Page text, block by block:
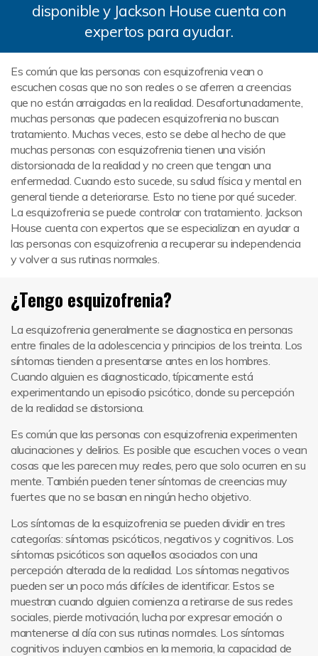
disponible y Jackson House cuenta con
expertos para ayudar.
Es común que las personas con esquizofrenia vean o
escuchen cosas que no son reales o se aferren a creencias
que no están arraigadas en la realidad. Desafortunadamente,
muchas personas que padecen esquizofrenia no buscan
tratamiento. Muchas veces, esto se debe al hecho de que
muchas personas con esquizofrenia tienen una visión
distorsionada de la realidad y no creen que tengan una
enfermedad. Cuando esto sucede, su salud física y mental en
general tiende a deteriorarse. Esto no tiene por qué suceder.
La esquizofrenia se puede controlar con tratamiento. Jackson
House cuenta con expertos que se especializan en ayudar a
las personas con esquizofrenia a recuperar su independencia
y volver a sus rutinas normales.
¿Tengo esquizofrenia?
La esquizofrenia generalmente se diagnostica en personas
entre finales de la adolescencia y principios de los treinta. Los
síntomas tienden a presentarse antes en los hombres.
Cuando alguien es diagnosticado, típicamente está
experimentando un episodio psicótico, donde su percepción
de la realidad se distorsiona.
Es común que las personas con esquizofrenia experimenten
alucinaciones y delirios. Es posible que escuchen voces o vean
cosas que les parecen muy reales, pero que solo ocurren en su
mente. También pueden tener síntomas de creencias muy
fuertes que no se basan en ningún hecho objetivo.
Los síntomas de la esquizofrenia se pueden dividir en tres
categorías: síntomas psicóticos, negativos y cognitivos. Los
síntomas psicóticos son aquellos asociados con una
percepción alterada de la realidad. Los síntomas negativos
pueden ser un poco más difíciles de identificar. Estos se
muestran cuando alguien comienza a retirarse de sus redes
sociales, pierde motivación, lucha por expresar emoción o
mantenerse al día con sus rutinas normales. Los síntomas
cognitivos incluyen cambios en la memoria, la capacidad de